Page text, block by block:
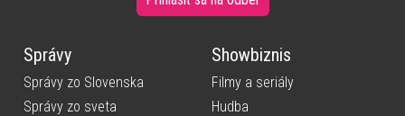
Správy
Správy zo Slovenska
Správy zo sveta
Showbiznis
Filmy a seriály
Hudba